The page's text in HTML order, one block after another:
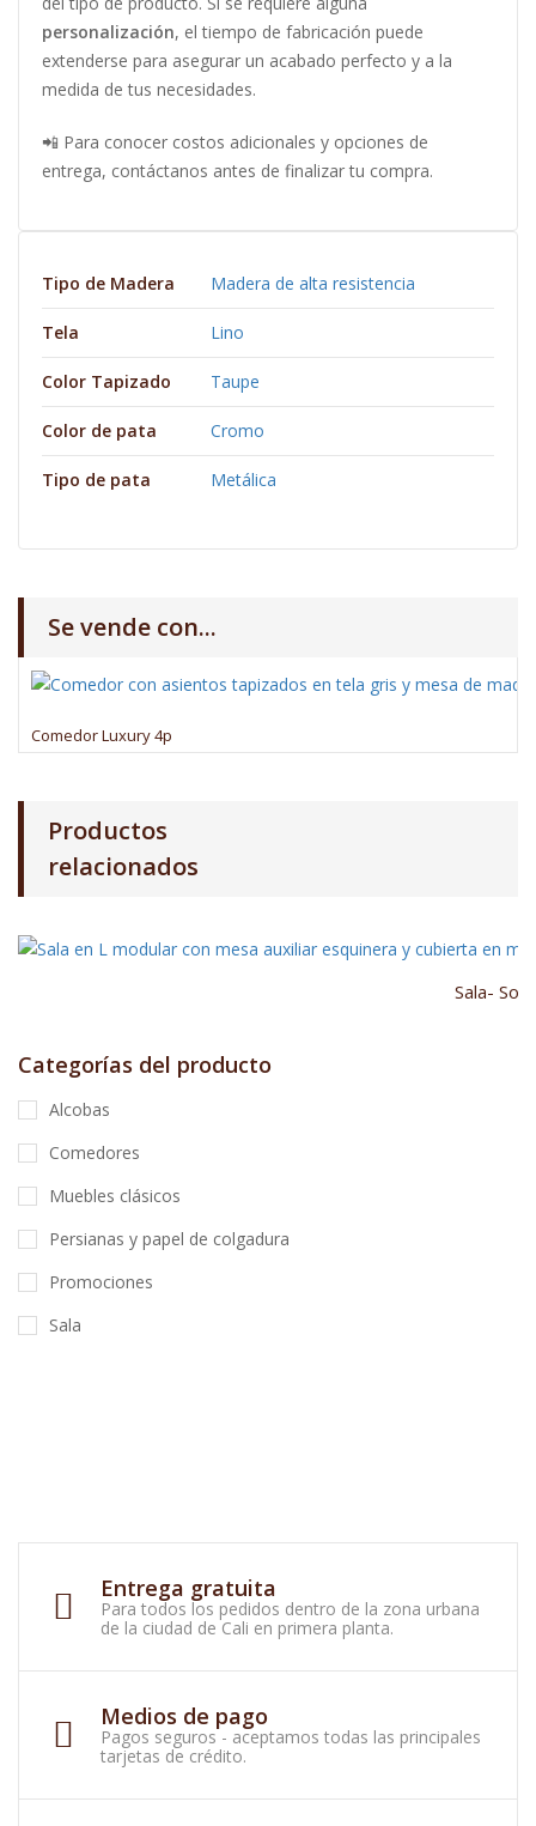
personalización, el tiempo de fabricación puede
extenderse para asegurar un acabado perfecto y a la
medida de tus necesidades.
📲 Para conocer costos adicionales y opciones de
entrega, contáctanos antes de finalizar tu compra.
Tipo de Madera Madera de alta resistencia
Tela Lino
Color Tapizado Taupe
Color de pata Cromo
Tipo de pata Metálica
Se vende con...
Comedor Luxury 4p
Productos
relacionados
Sala-
Categorías del producto
Alcobas
Comedores
Muebles clásicos
Persianas y papel de colgadura
Promociones
Sala
Entrega gratuita
Para todos los pedidos dentro de la zona urbana
de la ciudad de Cali en primera planta.
Medios de pago
Pagos seguros - aceptamos todas las principales
tarjetas de crédito.